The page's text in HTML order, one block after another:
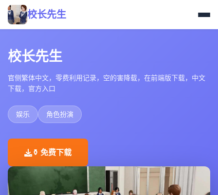
校长先生
校长先生
官侧繁体中文，零费利用记录，空的害降载，在前端版下载，中文
下载，官方入口
娱乐 角色扮演
⚱️ 免费下载